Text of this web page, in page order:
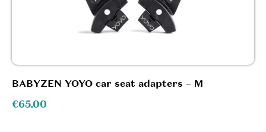
BABYZEN YOYO car seat adapters – M
€65.00